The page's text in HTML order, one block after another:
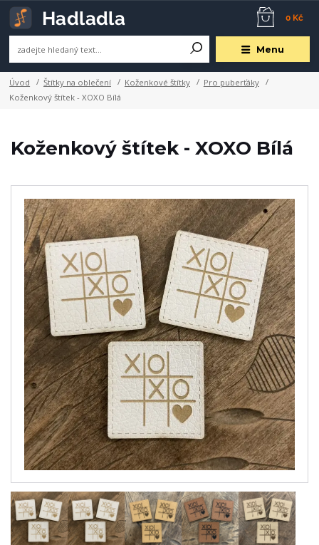
Menu
0 Kč
Úvod Štítky na oblečení Koženkové štítky
Pro puberťáky
Koženkový štítek - XOXO Bílá
Koženkový štítek - XOXO Bílá